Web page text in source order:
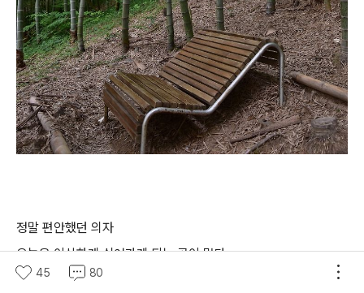
정말 편안했던 의자
오늘은 이상하게 쉬어가게 되는 곳이 많다
45 80